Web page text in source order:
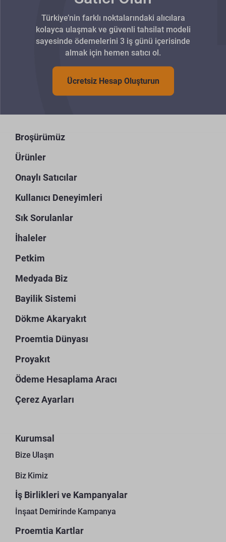
Türkiye’nin farklı noktalarındaki alıcılara
kolayca ulaşmak ve güvenli tahsilat modeli
sayesinde ödemelerini 3 iş günü içerisinde
almak için hemen satıcı ol.
Ücretsiz Hesap Oluşturun
Broşürümüz
Ürünler
Onaylı Satıcılar
Kullanıcı Deneyimleri
Sık Sorulanlar
İhaleler
Petkim
Medyada Biz
Bayilik Sistemi
Dökme Akaryakıt
Proemtia Dünyası
Proyakıt
Ödeme Hesaplama Aracı
Çerez Ayarları
Kurumsal
Bize Ulaşın
Biz Kimiz
İş Birlikleri ve Kampanyalar
İnşaat Demirinde Kampanya
Proemtia Kartlar